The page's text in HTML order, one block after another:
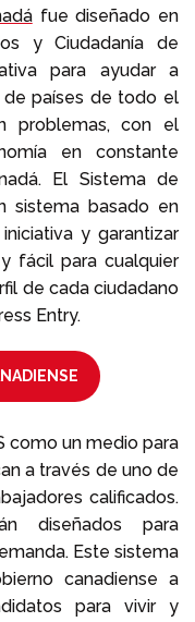
fue diseñado en
y Ciudadanía de
para ayudar a
de países de todo el
problemas, con el
en constante
El Sistema de
sistema basado en
y garantizar
fácil para cualquier
de cada ciudadano
Entry.
como un medio para
a través de uno de
calificados.
diseñados para
Este sistema
canadiense a
para vivir y